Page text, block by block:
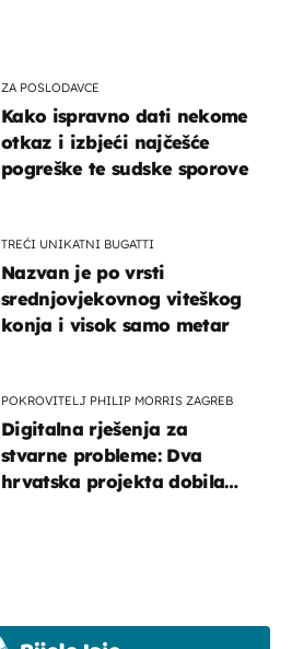
ZA POSLODAVCE
Kako ispravno dati nekome
otkaz i izbjeći najčešće
pogreške te sudske sporove
TREĆI UNIKATNI BUGATTI
Nazvan je po vrsti
srednjovjekovnog viteškog
konja i visok samo metar
POKROVITELJ PHILIP MORRIS ZAGREB
Digitalna rješenja za
stvarne probleme: Dva
hrvatska projekta dobila